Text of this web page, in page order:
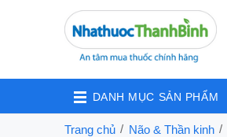
DANH MỤC SẢN PHẨM
Trang chủ Não & Thần kinh